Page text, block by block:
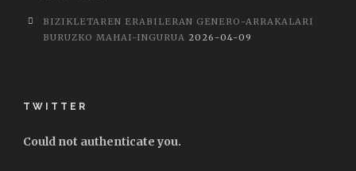
BIZIKLETAREN ERABILERAN GENERO-ARRAKALARI
BURUZKO MAHAI-INGURUA 2026-04-09
TWITTER
Could not authenticate you.